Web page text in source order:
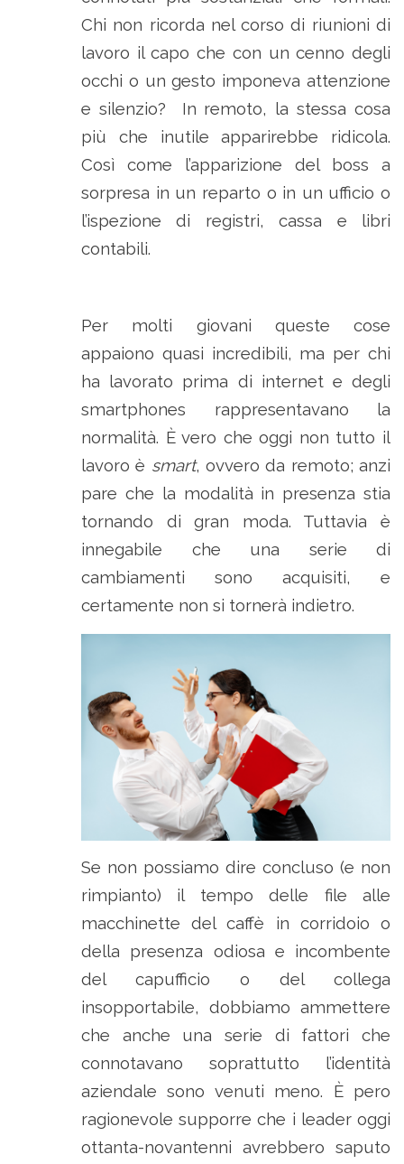
Chi non ricorda nel corso di riunioni di
lavoro il capo che con un cenno degli
occhi o un gesto imponeva attenzione
e silenzio? In remoto, la stessa cosa
più che inutile apparirebbe ridicola.
Così come l’apparizione del boss a
sorpresa in un reparto o in un ufficio o
l’ispezione di registri, cassa e libri
contabili.
Per molti giovani queste cose
appaiono quasi incredibili, ma per chi
ha lavorato prima di internet e degli
smartphones rappresentavano la
normalità. È vero che oggi non tutto il
lavoro è smart, ovvero da remoto; anzi
pare che la modalità in presenza stia
tornando di gran moda. Tuttavia è
innegabile che una serie di
cambiamenti sono acquisiti, e
certamente non si tornerà indietro.
Se non possiamo dire concluso (e non
rimpianto) il tempo delle file alle
macchinette del caffè in corridoio o
della presenza odiosa e incombente
del capufficio o del collega
insopportabile, dobbiamo ammettere
che anche una serie di fattori che
connotavano soprattutto l’identità
aziendale sono venuti meno. È pero
ragionevole supporre che i leader oggi
ottanta-novantenni avrebbero saputo